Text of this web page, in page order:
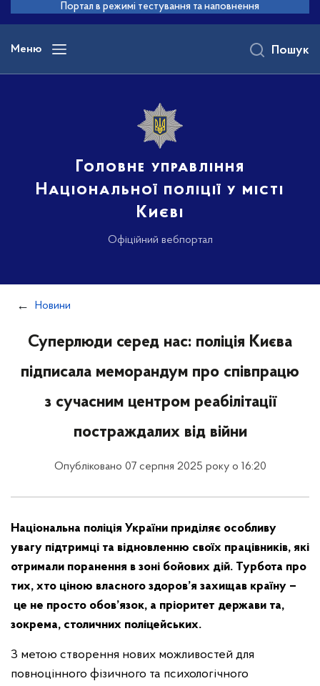
основного
вмісту
Портал в режимі тестування та наповнення
Меню
Головне управління
Національної поліції у місті
Києві
Офіційний вебпортал
Пошук
Новини
Суперлюди серед нас: поліція Києва
підписала меморандум про співпрацю
з сучасним центром реабілітації
постраждалих від війни
Опубліковано 07 серпня 2025 року о 16:20
Національна поліція України приділяє особливу
увагу підтримці та відновленню своїх працівників, які
отримали поранення в зоні бойових дій. Турбота про
тих, хто ціною власного здоров’я захищав країну –
це не просто обов’язок, а пріоритет держави та,
зокрема, столичних поліцейських.
З метою створення нових можливостей для
повноцінного фізичного та психологічного